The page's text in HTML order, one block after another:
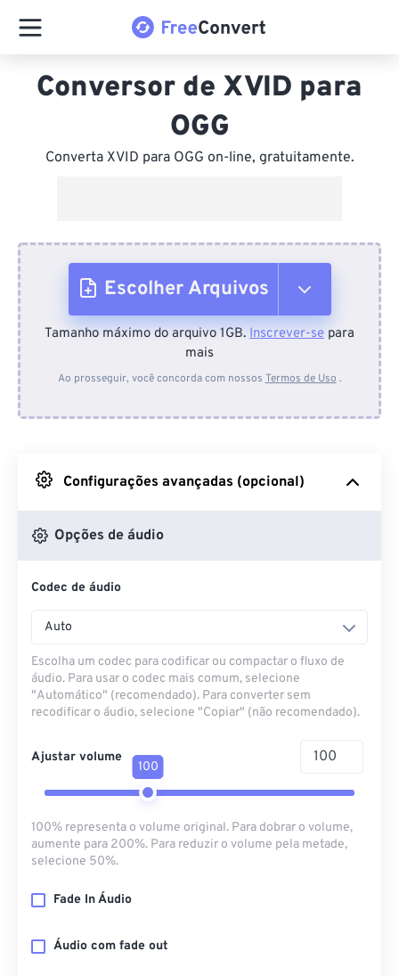
Conversor de XVID para
OGG
Converta XVID para OGG on-line, gratuitamente.
Escolher Arquivos
Do dispositivo
Do Google Drive
Do OneDrive
Tamanho máximo do arquivo 1GB. Inscrever-se para
mais
Ao prosseguir, você concorda com nossos Termos de Uso .
Configurações avançadas (opcional)
Opções de áudio
Codec de áudio
Auto
Escolha um codec para codificar ou compactar o fluxo de
áudio. Para usar o codec mais comum, selecione
"Automático" (recomendado). Para converter sem
recodificar o áudio, selecione "Copiar" (não recomendado).
Ajustar volume
100
100% representa o volume original. Para dobrar o volume,
aumente para 200%. Para reduzir o volume pela metade,
selecione 50%.
Fade In Áudio
Áudio com fade out